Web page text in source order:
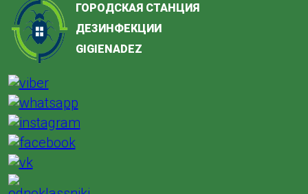
ГОРОДСКАЯ СТАНЦИЯ
ДЕЗИНФЕКЦИИ
GIGIENADEZ